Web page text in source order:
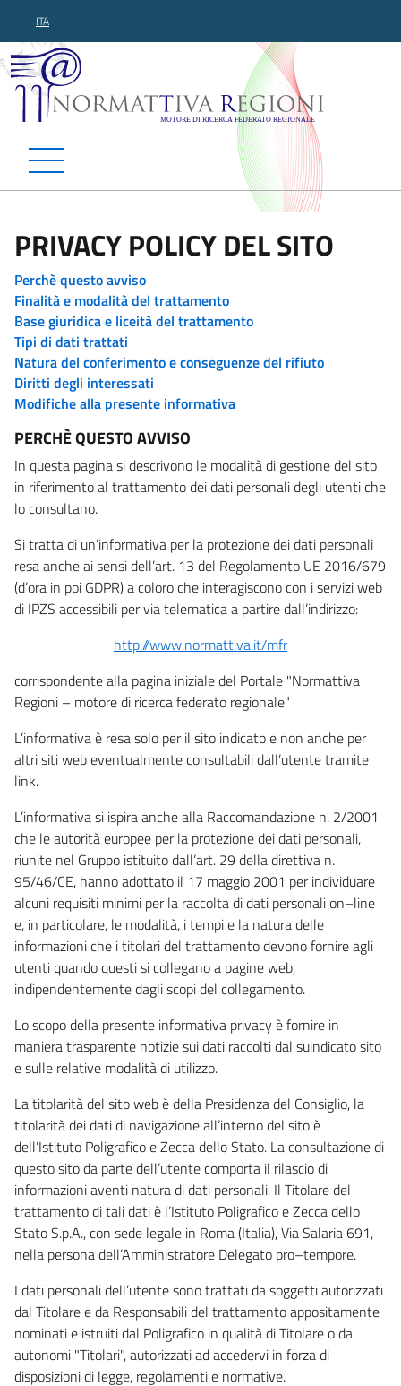
ITA
Normattiva Regioni -
PRIVACY POLICY DEL SITO
Perchè questo avviso
Finalità e modalità del trattamento
Base giuridica e liceità del trattamento
Tipi di dati trattati
Natura del conferimento e conseguenze del rifiuto
Diritti degli interessati
Modifiche alla presente informativa
PERCHÈ QUESTO AVVISO
In questa pagina si descrivono le modalità di gestione del sito
in riferimento al trattamento dei dati personali degli utenti che
lo consultano.
Si tratta di un’informativa per la protezione dei dati personali
resa anche ai sensi dell’art. 13 del Regolamento UE 2016/679
(d’ora in poi GDPR) a coloro che interagiscono con i servizi web
di IPZS accessibili per via telematica a partire dall’indirizzo:
http://www.normattiva.it/mfr
corrispondente alla pagina iniziale del Portale "Normattiva
Regioni – motore di ricerca federato regionale"
L’informativa è resa solo per il sito indicato e non anche per
altri siti web eventualmente consultabili dall’utente tramite
link.
L’informativa si ispira anche alla Raccomandazione n. 2/2001
che le autorità europee per la protezione dei dati personali,
riunite nel Gruppo istituito dall’art. 29 della direttiva n.
95/46/CE, hanno adottato il 17 maggio 2001 per individuare
alcuni requisiti minimi per la raccolta di dati personali on–line
e, in particolare, le modalità, i tempi e la natura delle
informazioni che i titolari del trattamento devono fornire agli
utenti quando questi si collegano a pagine web,
indipendentemente dagli scopi del collegamento.
Lo scopo della presente informativa privacy è fornire in
maniera trasparente notizie sui dati raccolti dal suindicato sito
e sulle relative modalità di utilizzo.
La titolarità del sito web è della Presidenza del Consiglio, la
titolarità dei dati di navigazione all’interno del sito è
dell’Istituto Poligrafico e Zecca dello Stato. La consultazione di
questo sito da parte dell’utente comporta il rilascio di
informazioni aventi natura di dati personali. Il Titolare del
trattamento di tali dati è l’Istituto Poligrafico e Zecca dello
Stato S.p.A., con sede legale in Roma (Italia), Via Salaria 691,
nella persona dell’Amministratore Delegato pro–tempore.
I dati personali dell’utente sono trattati da soggetti autorizzati
dal Titolare e da Responsabili del trattamento appositamente
nominati e istruiti dal Poligrafico in qualità di Titolare o da
autonomi "Titolari", autorizzati ad accedervi in forza di
disposizioni di legge, regolamenti e normative.